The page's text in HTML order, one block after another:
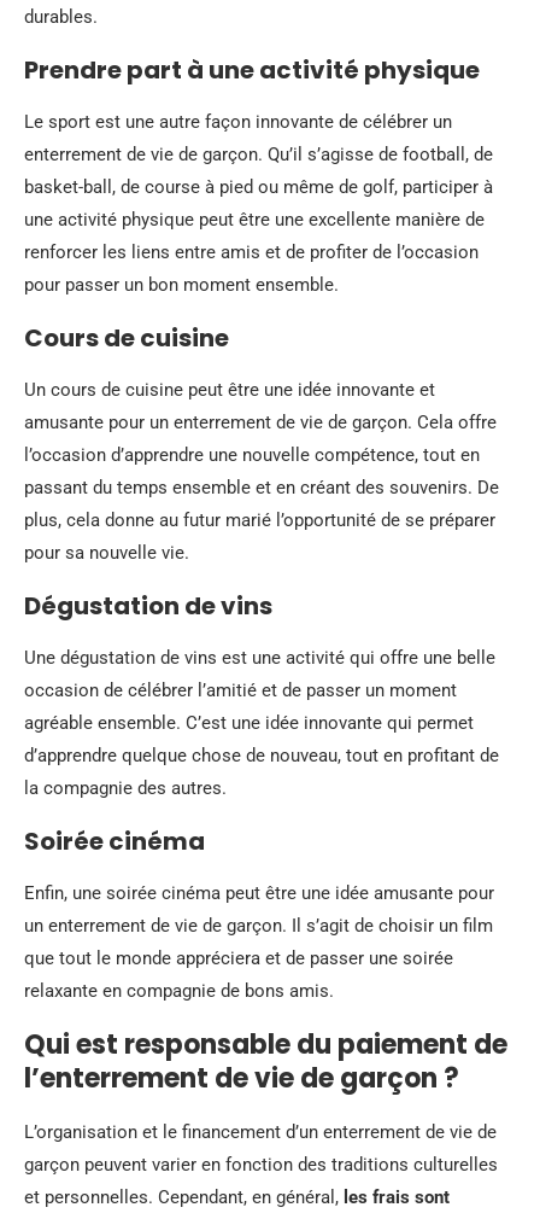
durables.
Prendre part à une activité physique
Le sport est une autre façon innovante de célébrer un
enterrement de vie de garçon. Qu’il s’agisse de football, de
basket-ball, de course à pied ou même de golf, participer à
une activité physique peut être une excellente manière de
renforcer les liens entre amis et de profiter de l’occasion
pour passer un bon moment ensemble.
Cours de cuisine
Un cours de cuisine peut être une idée innovante et
amusante pour un enterrement de vie de garçon. Cela offre
l’occasion d’apprendre une nouvelle compétence, tout en
passant du temps ensemble et en créant des souvenirs. De
plus, cela donne au futur marié l’opportunité de se préparer
pour sa nouvelle vie.
Dégustation de vins
Une dégustation de vins est une activité qui offre une belle
occasion de célébrer l’amitié et de passer un moment
agréable ensemble. C’est une idée innovante qui permet
d’apprendre quelque chose de nouveau, tout en profitant de
la compagnie des autres.
Soirée cinéma
Enfin, une soirée cinéma peut être une idée amusante pour
un enterrement de vie de garçon. Il s’agit de choisir un film
que tout le monde appréciera et de passer une soirée
relaxante en compagnie de bons amis.
Qui est responsable du paiement de
l’enterrement de vie de garçon ?
L’organisation et le financement d’un enterrement de vie de
garçon peuvent varier en fonction des traditions culturelles
et personnelles. Cependant, en général, les frais sont